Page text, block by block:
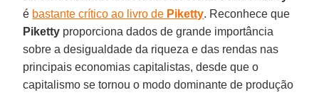
é bastante crítico ao livro de Piketty. Reconhece que
Piketty proporciona dados de grande importância
sobre a desigualdade da riqueza e das rendas nas
principais economias capitalistas, desde que o
capitalismo se tornou o modo dominante de produção